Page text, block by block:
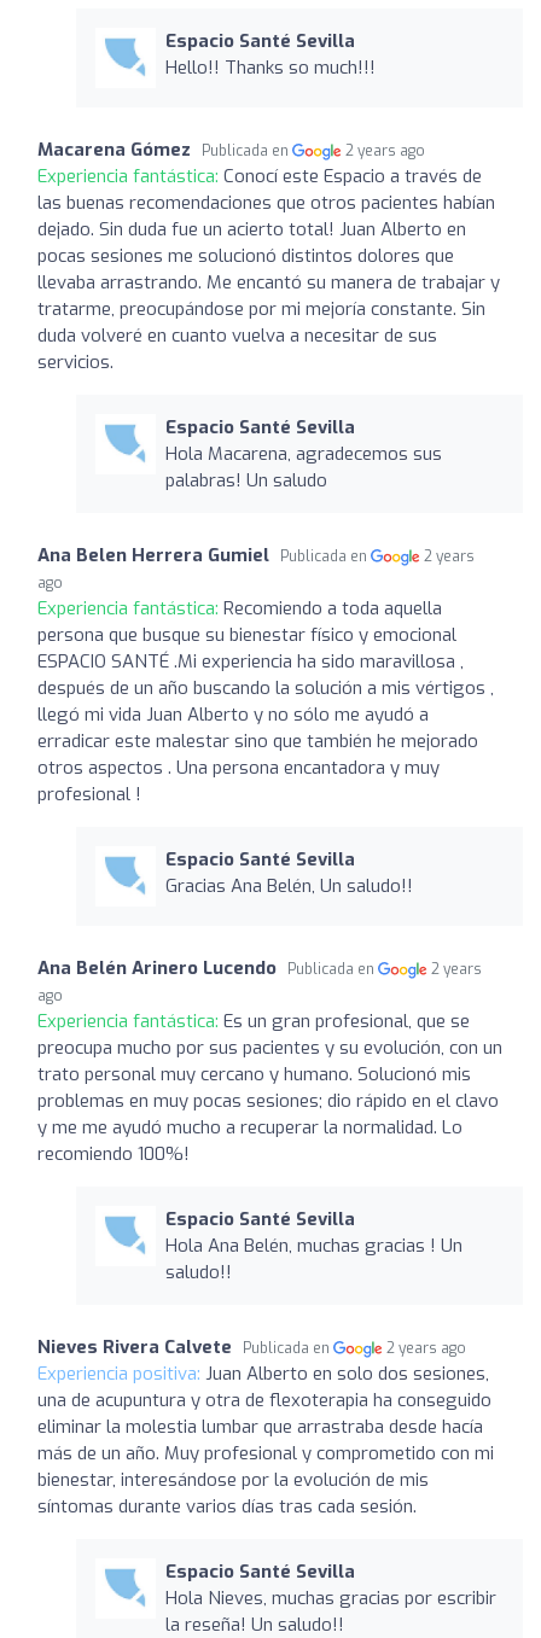
Espacio Santé Sevilla
Hello!! Thanks so much!!!
Macarena Gómez Publicada en 2 years ago
Experiencia fantástica: Conocí este Espacio a través de
las buenas recomendaciones que otros pacientes habían
dejado. Sin duda fue un acierto total! Juan Alberto en
pocas sesiones me solucionó distintos dolores que
llevaba arrastrando. Me encantó su manera de trabajar y
tratarme, preocupándose por mi mejoría constante. Sin
duda volveré en cuanto vuelva a necesitar de sus
servicios.
Espacio Santé Sevilla
Hola Macarena, agradecemos sus
palabras! Un saludo
Ana Belen Herrera Gumiel Publicada en
2 years
ago
Experiencia fantástica: Recomiendo a toda aquella
persona que busque su bienestar físico y emocional
ESPACIO SANTÉ .Mi experiencia ha sido maravillosa ,
después de un año buscando la solución a mis vértigos ,
llegó mi vida Juan Alberto y no sólo me ayudó a
erradicar este malestar sino que también he mejorado
otros aspectos . Una persona encantadora y muy
profesional !
Espacio Santé Sevilla
Gracias Ana Belén, Un saludo!!
Ana Belén Arinero Lucendo Publicada en
2 years
ago
Experiencia fantástica: Es un gran profesional, que se
preocupa mucho por sus pacientes y su evolución, con un
trato personal muy cercano y humano. Solucionó mis
problemas en muy pocas sesiones; dio rápido en el clavo
y me me ayudó mucho a recuperar la normalidad. Lo
recomiendo 100%!
Espacio Santé Sevilla
Hola Ana Belén, muchas gracias ! Un
saludo!!
Nieves Rivera Calvete Publicada en 2 years ago
Experiencia positiva: Juan Alberto en solo dos sesiones,
una de acupuntura y otra de flexoterapia ha conseguido
eliminar la molestia lumbar que arrastraba desde hacía
más de un año. Muy profesional y comprometido con mi
bienestar, interesándose por la evolución de mis
síntomas durante varios días tras cada sesión.
Espacio Santé Sevilla
Hola Nieves, muchas gracias por escribir
la reseña! Un saludo!!